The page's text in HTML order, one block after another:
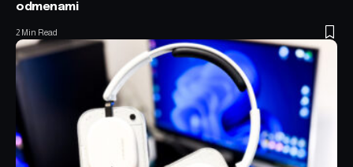
odmenami
2 Min Read